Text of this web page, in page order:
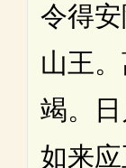
令得
山王
竭。日
如来应